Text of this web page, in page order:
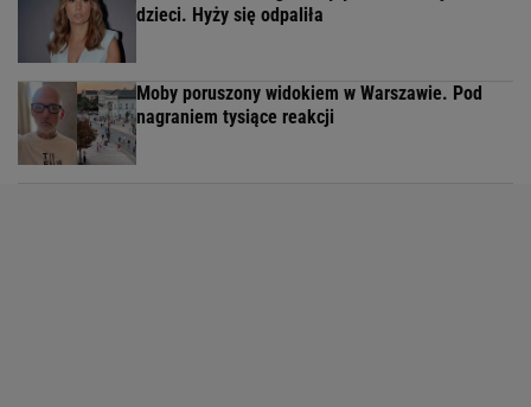
dzieci. Hyży się odpaliła
Moby poruszony widokiem w Warszawie. Pod
nagraniem tysiące reakcji